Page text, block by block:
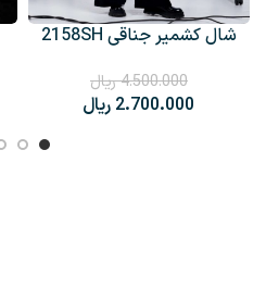
شال کشمیر جناقی 2158SH
4.500.000ریال
2.700.000 ریال